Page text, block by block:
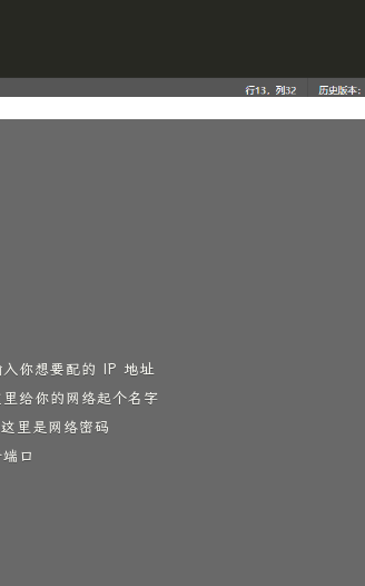
想要配的 IP 地址
你的网络起个名字
是网络密码
口